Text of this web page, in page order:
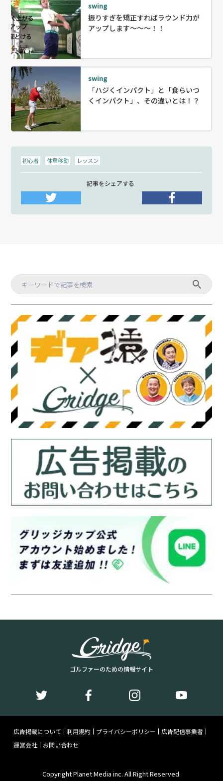
swing
振りすぎを矯正すればラウンド力が
アップします～～～！！
swing
「ハジくインパクト」と「食らいつ
くインパクト」、その違いとは！？
初心者 体重移動 レッスン
記事をシェアする
ゴルファーのための情報サイト
広告掲載について 利用規約 プライバシーポリシー
広告配信事業者
運営会社
お問い合わせ
Copyright Planet Media inc. All Right Reserved.